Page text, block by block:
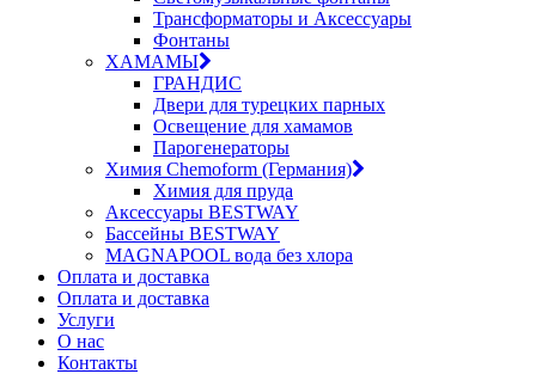
Трансформаторы и Аксессуары
Фонтаны
ХАМАМЫ
ГРАНДИС
Двери для турецких парных
Освещение для хамамов
Парогенераторы
Химия Chemoform (Германия)
Химия для пруда
Аксессуары BESTWAY
Бассейны BESTWAY
MAGNAPOOL вода без хлора
Оплата и доставка
Оплата и доставка
Услуги
О нас
Контакты